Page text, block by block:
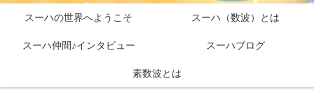
スーハの世界へようこそ スーハ（数波）とは
スーハ仲間♪インタビュー スーハブログ
素数波とは